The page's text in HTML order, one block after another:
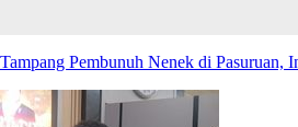
Tampang Pembunuh Nenek di Pasuruan,